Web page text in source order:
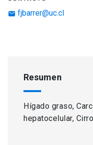
email fjbarrer@uc.cl
Resumen
Hígado graso,
hepatocelular,